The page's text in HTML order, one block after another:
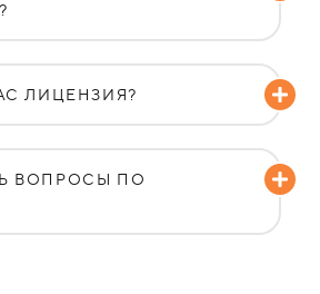
ЛИЦЕНЗИЯ?
ВОПРОСЫ ПО